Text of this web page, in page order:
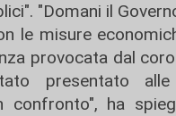
"Domani il
le misure
provocata dal
presentato
confronto", ha